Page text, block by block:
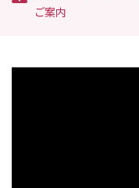
ご案内